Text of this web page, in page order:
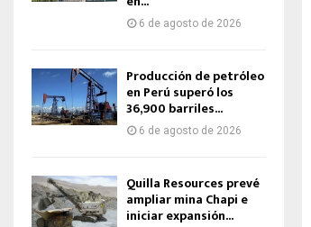
6 de agosto de 2026
Producción de petróleo
en Perú superó los
36,900 barriles...
6 de agosto de 2026
Quilla Resources prevé
ampliar mina Chapi e
iniciar expansión...